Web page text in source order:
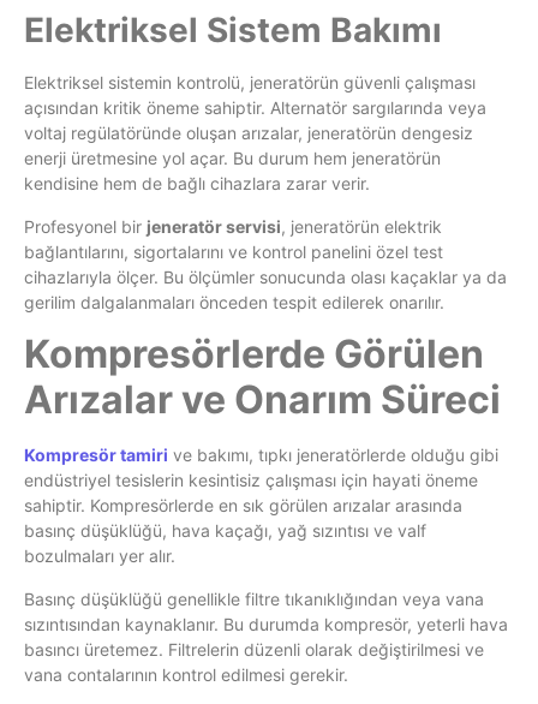
Elektriksel Sistem Bakımı
Elektriksel sistemin kontrolü, jeneratörün güvenli çalışması
açısından kritik öneme sahiptir. Alternatör sargılarında veya
voltaj regülatöründe oluşan arızalar, jeneratörün dengesiz
enerji üretmesine yol açar. Bu durum hem jeneratörün
kendisine hem de bağlı cihazlara zarar verir.
Profesyonel bir jeneratör servisi, jeneratörün elektrik
bağlantılarını, sigortalarını ve kontrol panelini özel test
cihazlarıyla ölçer. Bu ölçümler sonucunda olası kaçaklar ya da
gerilim dalgalanmaları önceden tespit edilerek onarılır.
Kompresörlerde Görülen
Arızalar ve Onarım Süreci
Kompresör tamiri ve bakımı, tıpkı jeneratörlerde olduğu gibi
endüstriyel tesislerin kesintisiz çalışması için hayati öneme
sahiptir. Kompresörlerde en sık görülen arızalar arasında
basınç düşüklüğü, hava kaçağı, yağ sızıntısı ve valf
bozulmaları yer alır.
Basınç düşüklüğü genellikle filtre tıkanıklığından veya vana
sızıntısından kaynaklanır. Bu durumda kompresör, yeterli hava
basıncı üretemez. Filtrelerin düzenli olarak değiştirilmesi ve
vana contalarının kontrol edilmesi gerekir.